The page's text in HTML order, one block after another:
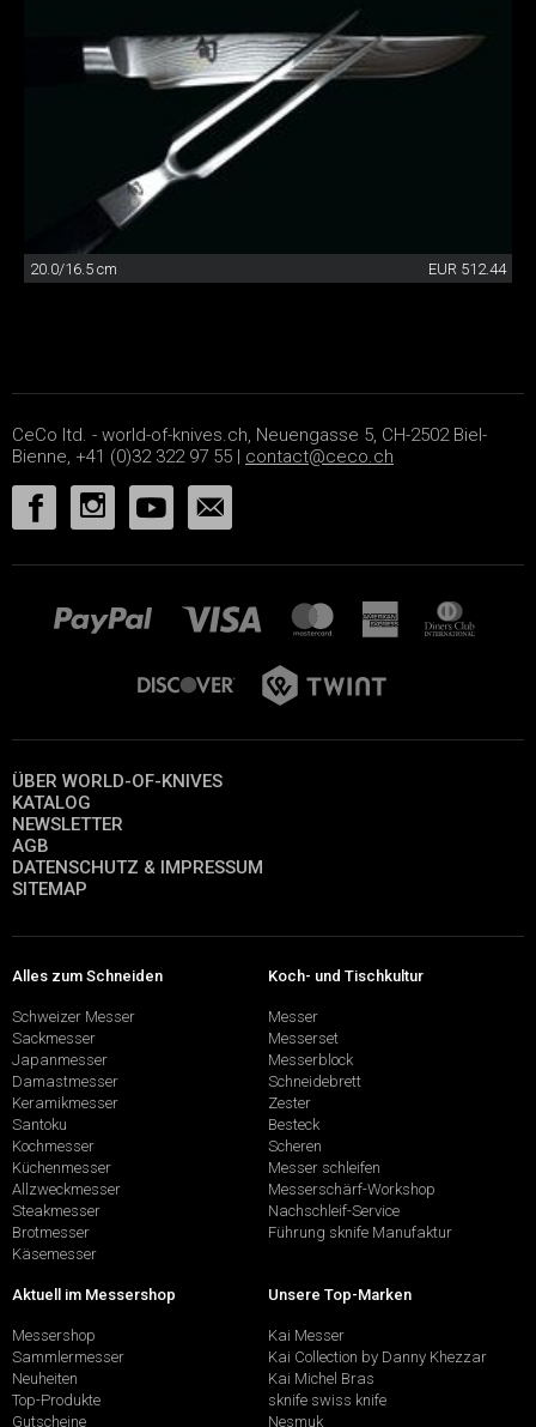
20.0/16.5 cm EUR 512.44
CeCo ltd. - world-of-knives.ch, Neuengasse 5, CH-2502 Biel-
Bienne, +41 (0)32 322 97 55 | contact@ceco.ch
ÜBER WORLD-OF-KNIVES
KATALOG
NEWSLETTER
AGB
DATENSCHUTZ & IMPRESSUM
SITEMAP
Alles zum Schneiden
Schweizer Messer
Sackmesser
Japanmesser
Damastmesser
Keramikmesser
Santoku
Kochmesser
Küchenmesser
Allzweckmesser
Steakmesser
Brotmesser
Käsemesser
Koch- und Tischkultur
Messer
Messerset
Messerblock
Schneidebrett
Zester
Besteck
Scheren
Messer schleifen
Messerschärf-Workshop
Nachschleif-Service
Führung sknife Manufaktur
Aktuell im Messershop
Messershop
Sammlermesser
Neuheiten
Top-Produkte
Gutscheine
Unsere Top-Marken
Kai Messer
Kai Collection by Danny Khezzar
Kai Michel Bras
sknife swiss knife
Nesmuk